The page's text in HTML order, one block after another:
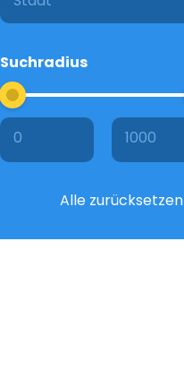
Suchradius
0 1000
Alle zurücksetzen